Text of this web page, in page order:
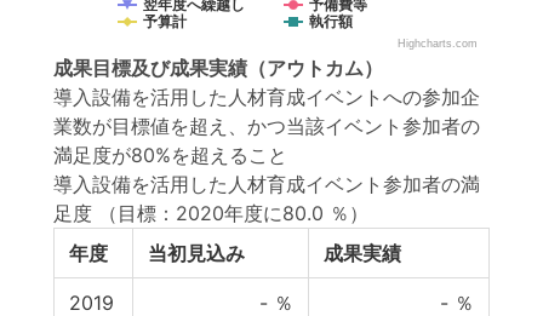
翌年度へ繰越し
予備費等
予算計
執行額
Highcharts.com
成果目標及び成果実績 （アウトカム）
導入設備を活用した人材育成イベントへの参加企
業数が目標値を超え、かつ当該イベント参加者の
満足度が80%を超えること
導入設備を活用した人材育成イベント参加者の満
足度
（目標：2020年度に80.0 ％）
年度
当初見込み 成果実績
2019 - ％ - ％